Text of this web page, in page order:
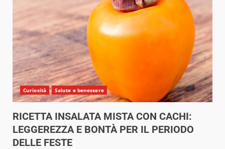
Curiosità Salute e benessere
RICETTA INSALATA MISTA CON CACHI:
LEGGEREZZA E BONTÀ PER IL PERIODO
DELLE FESTE